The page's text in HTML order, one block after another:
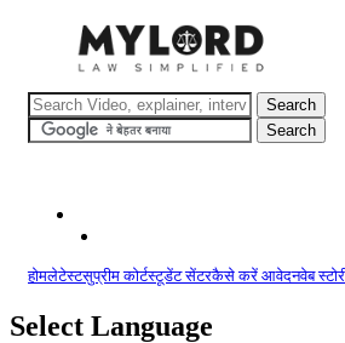
होमलेटेस्टसुप्रीम कोर्टस्टूडेंट सेंटरकैसे करें आवेदनवेब
Select Language